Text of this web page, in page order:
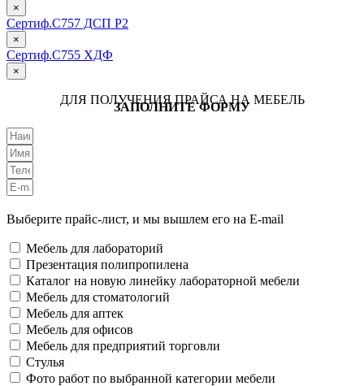
×
Сертиф.С757 ДСП Р2
×
Сертиф.С755 ХДФ
×
ДЛЯ ПОЛУЧЕНИЯ ПРАЙСА НА МЕБЕЛЬ
ЗАПОЛНИТЕ ФОРМУ
Выберите прайс-лист, и мы вышлем его на E-mail
Мебель для лабораторий
Презентация полипропилена
Каталог на новую линейку лабораторной мебели
Мебель для стоматологий
Мебель для аптек
Мебель для офисов
Мебель для предприятий торговли
Стулья
Фото работ по выбранной категории мебели